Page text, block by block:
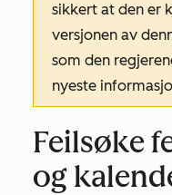
sikkert at den er
versjonen av
som den
nyeste
Feilsøke
og